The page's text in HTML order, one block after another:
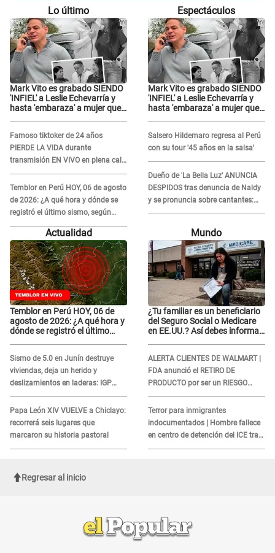
Lo último
Mark Vito es grabado SIENDO
'INFIEL' a Leslie Echevarría y
hasta 'embaraza' a mujer que
Famoso tiktoker de 24 años
PIERDE LA VIDA durante
transmisión EN VIVO en plena calle
y desata conmoción
Temblor en Perú HOY, 06 de agosto
de 2026: ¿A qué hora y dónde se
registró el último sismo, según
IGP?
Espectáculos
Mark Vito es grabado SIENDO
'INFIEL' a Leslie Echevarría y
hasta 'embaraza' a mujer que
Salsero Hildemaro regresa al Perú
con su tour '45 años en la salsa'
Dueño de 'La Bella Luz' ANUNCIA
DESPIDOS tras denuncia de Naldy
y se pronuncia sobre cantantes:
"Mis chicas están siendo
Actualidad
Temblor en Perú HOY, 06 de
agosto de 2026: ¿A qué hora y
dónde se registró el último
Sismo de 5.0 en Junín destruye
viviendas, deja un herido y
deslizamientos en laderas: IGP
alerta sobre posibles réplicas
Papa León XIV VUELVE a Chiclayo:
recorrerá seis lugares que
marcaron su historia pastoral
Mundo
¿Tu familiar es un beneficiario
del Seguro Social o Medicare
en EE.UU.? Así debes informar
ALERTA CLIENTES DE WALMART |
FDA anunció el RETIRO DE
PRODUCTO por ser un RIESGO
MORTAL para consumidores: ¿Cuál
es?
Terror para inmigrantes
indocumentados | Hombre fallece
en centro de detención del ICE tras
sufrir una "emergencia médica"
Regresar al inicio